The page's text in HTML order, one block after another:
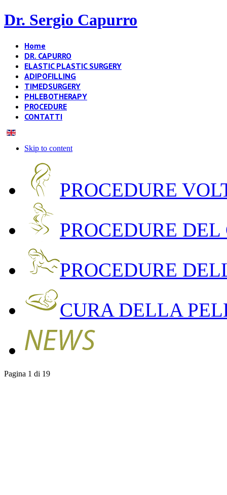
Dr. Sergio Capurro
Home
DR. CAPURRO
ELASTIC PLASTIC SURGERY
ADIPOFILLING
TIMEDSURGERY
PHLEBOTHERAPY
PROCEDURE
CONTATTI
Skip to content
PROCEDURE
PROCEDURE DEL
PROCEDURE
CURA DELLA
Pagina 1 di 19